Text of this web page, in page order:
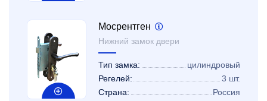
Мосрентген
Нижний замок двери
Тип замка:
цилиндровый
Регелей:
3 шт.
Страна:
Россия